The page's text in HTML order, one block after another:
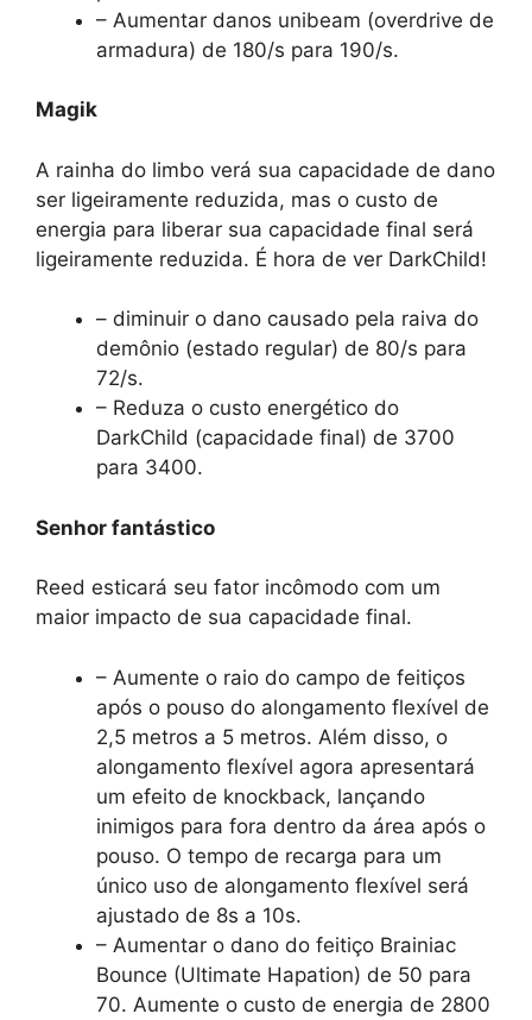
– Aumentar danos unibeam (overdrive de
armadura) de 180/s para 190/s.
Magik
A rainha do limbo verá sua capacidade de dano
ser ligeiramente reduzida, mas o custo de
energia para liberar sua capacidade final será
ligeiramente reduzida. É hora de ver DarkChild!
– diminuir o dano causado pela raiva do
demônio (estado regular) de 80/s para
72/s.
– Reduza o custo energético do
DarkChild (capacidade final) de 3700
para 3400.
Senhor fantástico
Reed esticará seu fator incômodo com um
maior impacto de sua capacidade final.
– Aumente o raio do campo de feitiços
após o pouso do alongamento flexível de
2,5 metros a 5 metros. Além disso, o
alongamento flexível agora apresentará
um efeito de knockback, lançando
inimigos para fora dentro da área após o
pouso. O tempo de recarga para um
único uso de alongamento flexível será
ajustado de 8s a 10s.
– Aumentar o dano do feitiço Brainiac
Bounce (Ultimate Hapation) de 50 para
70. Aumente o custo de energia de 2800